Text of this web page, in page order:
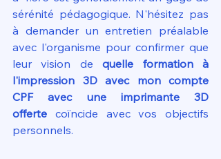
sérénité pédagogique. N'hésitez pas
à demander un entretien préalable
avec l'organisme pour confirmer que
leur vision de quelle formation à
l'impression 3D avec mon compte
CPF avec une imprimante 3D
offerte coïncide avec vos objectifs
personnels.